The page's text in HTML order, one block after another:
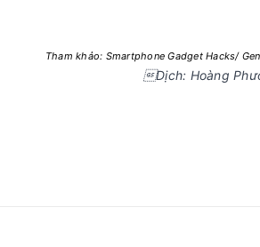
Tham khảo: Smartphone Gadget Hacks/
Dịch: Hoàng